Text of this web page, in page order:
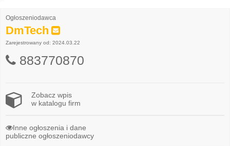
Ogłoszeniodawca
DmTech
Zarejestrowany od: 2024.03.22
883770870
Zobacz wpis
w katalogu firm
Inne ogłoszenia i dane
publiczne ogłoszeniodawcy